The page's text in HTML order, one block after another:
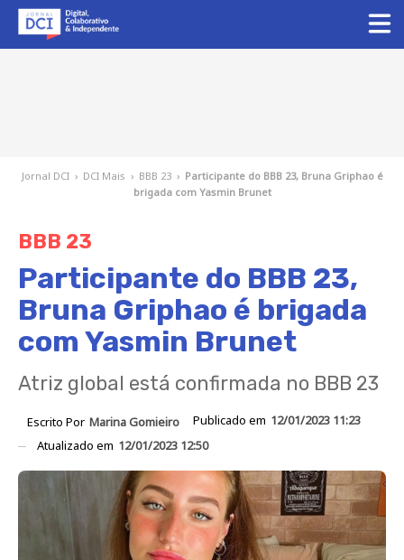
Jornal DCI › DCI Mais › BBB 23 › Participante do BBB 23, Bruna Griphao é
brigada com Yasmin Brunet
BBB 23
Participante do BBB 23,
Bruna Griphao é brigada
com Yasmin Brunet
Atriz global está confirmada no BBB 23
Escrito Por Marina Gomieiro Publicado em 12/01/2023 11:23
Atualizado em 12/01/2023 12:50